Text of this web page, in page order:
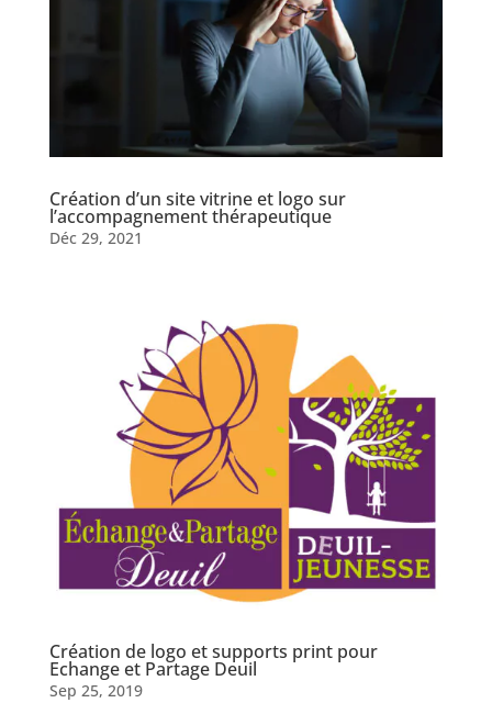
Création d’un site vitrine et logo sur
l’accompagnement thérapeutique
Déc 29, 2021
Création de logo et supports print pour
Echange et Partage Deuil
Sep 25, 2019